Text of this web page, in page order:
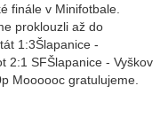
finále v Minifotbale.
proklouzli až do
1:3Šlapanice -
2:1 SFŠlapanice - Vyškov
Moooooc gratulujeme.